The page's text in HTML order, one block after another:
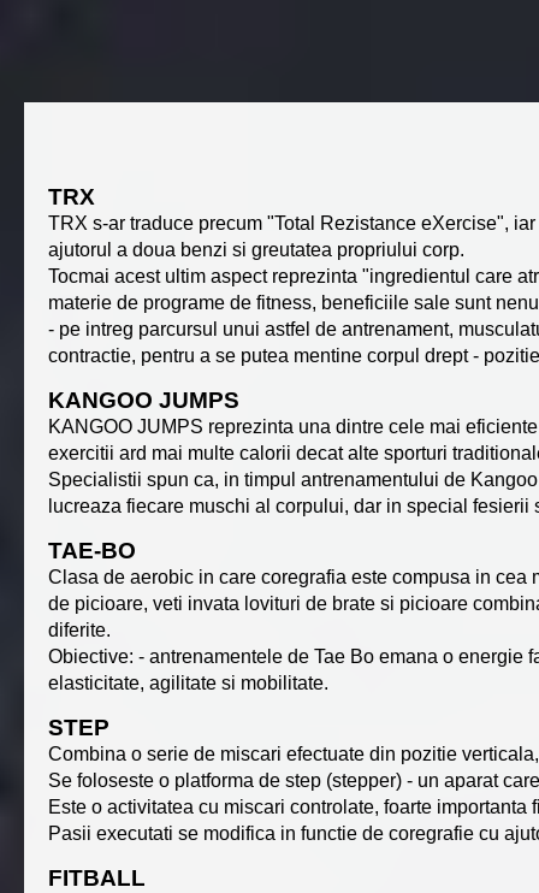
TRX
TRX s-ar traduce precum "Total Rezistance eXercise",
ajutorul a doua benzi si greutatea propriului corp.
Tocmai acest ultim aspect reprezinta "ingredientul care
materie de programe de fitness, beneficiile sale sunt
- pe intreg parcursul unui astfel de antrenament,
contractie, pentru a se putea mentine corpul drept -
KANGOO JUMPS
KANGOO JUMPS reprezinta una dintre cele mai
exercitii ard mai multe calorii decat alte sporturi
Specialistii spun ca, in timpul antrenamentului de
lucreaza fiecare muschi al corpului, dar in special fesierii
TAE-BO
Clasa de aerobic in care coregrafia este compusa in
de picioare, veti invata lovituri de brate si picioare
diferite.
Obiective: - antrenamentele de Tae Bo emana o energie
elasticitate, agilitate si mobilitate.
STEP
Combina o serie de miscari efectuate din pozitie
Se foloseste o platforma de step (stepper) - un aparat
Este o activitatea cu miscari controlate, foarte importanta
Pasii executati se modifica in functie de coregrafie cu
FITBALL